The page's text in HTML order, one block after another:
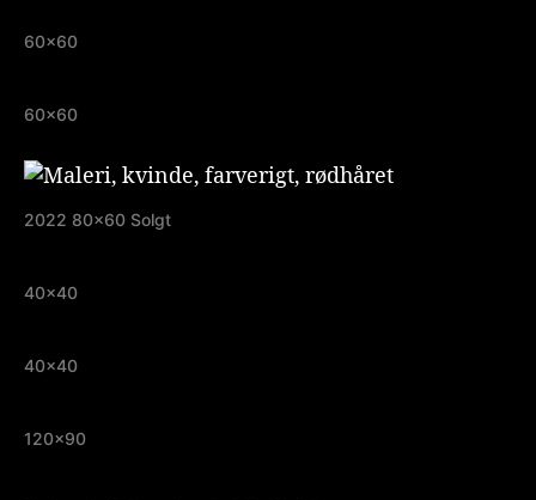
60×60
60×60
2022 80×60 Solgt
40×40
40×40
120×90